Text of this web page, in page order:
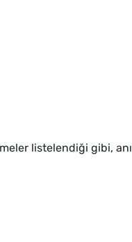
listelendiği gibi,